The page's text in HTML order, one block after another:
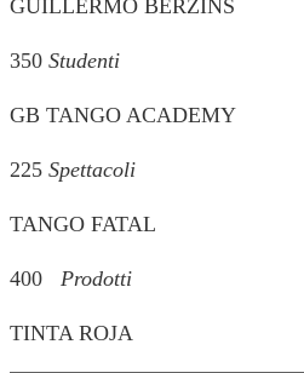
GUILLERMO BERZINS
350 Studenti
GB TANGO ACADEMY
225 Spettacoli
TANGO FATAL
400 Prodotti
TINTA ROJA